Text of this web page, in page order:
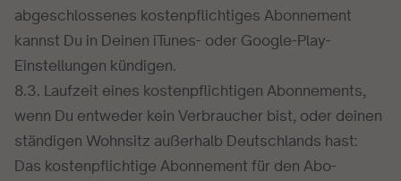
abgeschlossenes kostenpflichtiges Abonnement
kannst Du in Deinen iTunes- oder Google-Play-
Einstellungen kündigen.
8.3. Laufzeit eines kostenpflichtigen Abonnements,
wenn Du entweder kein Verbraucher bist, oder deinen
ständigen Wohnsitz außerhalb Deutschlands hast:
Das kostenpflichtige Abonnement für den Abo-